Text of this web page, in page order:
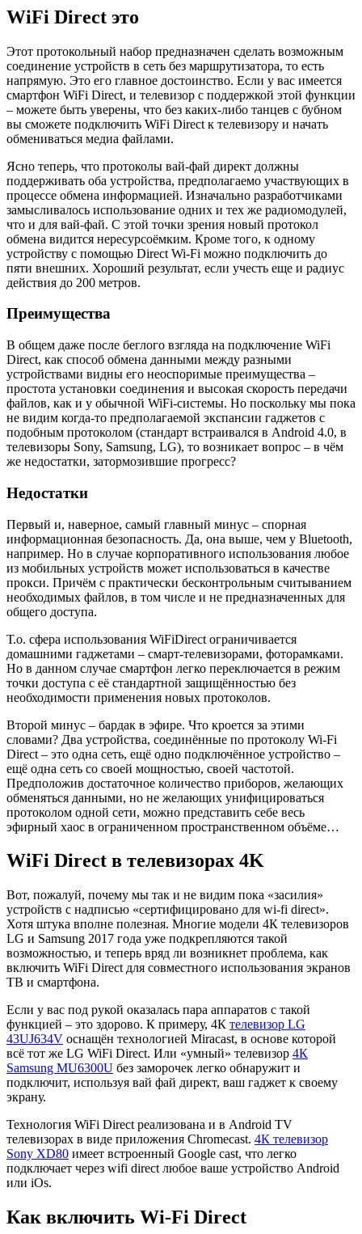
WiFi Direct это
Этот протокольный набор предназначен сделать возможным
соединение устройств в сеть без маршрутизатора, то есть
напрямую. Это его главное достоинство. Если у вас имеется
смартфон WiFi Direct, и телевизор с поддержкой этой функции
– можете быть уверены, что без каких-либо танцев с бубном
вы сможете подключить WiFi Direct к телевизору и начать
обмениваться медиа файлами.
Ясно теперь, что протоколы вай-фай директ должны
поддерживать оба устройства, предполагаемо участвующих в
процессе обмена информацией. Изначально разработчиками
замысливалось использование одних и тех же радиомодулей,
что и для вай-фай. С этой точки зрения новый протокол
обмена видится нересурсоёмким. Кроме того, к одному
устройству с помощью Direct Wi-Fi можно подключить до
пяти внешних. Хороший результат, если учесть еще и радиус
действия до 200 метров.
Преимущества
В общем даже после беглого взгляда на подключение WiFi
Direct, как способ обмена данными между разными
устройствами видны его неоспоримые преимущества –
простота установки соединения и высокая скорость передачи
файлов, как и у обычной WiFi-системы. Но поскольку мы пока
не видим когда-то предполагаемой экспансии гаджетов с
подобным протоколом (стандарт встраивался в Android 4.0, в
телевизоры Sony, Samsung, LG), то возникает вопрос – в чём
же недостатки, затормозившие прогресс?
Недостатки
Первый и, наверное, самый главный минус – спорная
информационная безопасность. Да, она выше, чем у Bluetooth,
например. Но в случае корпоративного использования любое
из мобильных устройств может использоваться в качестве
прокси. Причём с практически бесконтрольным считыванием
необходимых файлов, в том числе и не предназначенных для
общего доступа.
Т.о. сфера использования WiFiDirect ограничивается
домашними гаджетами – смарт-телевизорами, фоторамками.
Но в данном случае смартфон легко переключается в режим
точки доступа с её стандартной защищённостью без
необходимости применения новых протоколов.
Второй минус – бардак в эфире. Что кроется за этими
словами? Два устройства, соединённые по протоколу Wi-Fi
Direct – это одна сеть, ещё одно подключённое устройство –
ещё одна сеть со своей мощностью, своей частотой.
Предположив достаточное количество приборов, желающих
обменяться данными, но не желающих унифицироваться
протоколом одной сети, можно представить себе весь
эфирный хаос в ограниченном пространственном объёме…
WiFi Direct в телевизорах 4K
Вот, пожалуй, почему мы так и не видим пока «засилия»
устройств с надписью «сертифицировано для wi-fi direct».
Хотя штука вполне полезная. Многие модели 4К телевизоров
LG и Samsung 2017 года уже подкрепляются такой
возможностью, и теперь вряд ли возникнет проблема, как
включить WiFi Direct для совместного использования экранов
ТВ и смартфона.
Если у вас под рукой оказалась пара аппаратов с такой
функцией – это здорово. К примеру, 4К телевизор LG
43UJ634V оснащён технологией Miracast, в основе которой
всё тот же LG WiFi Direct. Или «умный» телевизор 4К
Samsung MU6300U без заморочек легко обнаружит и
подключит, используя вай фай директ, ваш гаджет к своему
экрану.
Технология WiFi Direct реализована и в Android TV
телевизорах в виде приложения Chromecast. 4К телевизор
Sony XD80 имеет встроенный Google cast, что легко
подключает через wifi direct любое ваше устройство Android
или iOs.
Как включить Wi-Fi Direct